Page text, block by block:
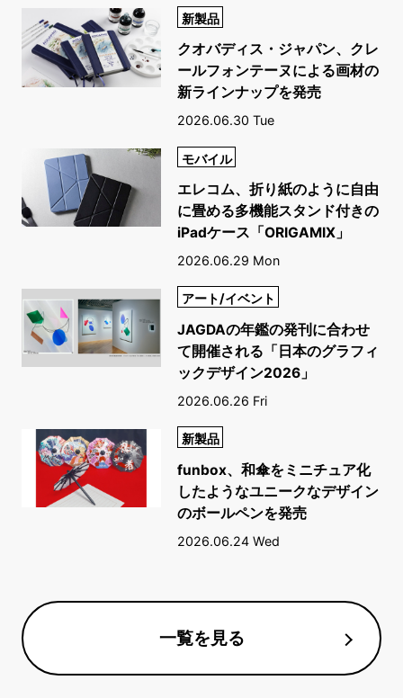
新製品
クオバディス・ジャパン、クレ
ールフォンテーヌによる画材の
新ラインナップを発売
2026.06.30 Tue
モバイル
エレコム、折り紙のように自由
に畳める多機能スタンド付きの
iPadケース「ORIGAMIX」
2026.06.29 Mon
アート/イベント
JAGDAの年鑑の発刊に合わせ
て開催される「日本のグラフィ
ックデザイン2026」
2026.06.26 Fri
新製品
funbox、和傘をミニチュア化
したようなユニークなデザイン
のボールペンを発売
2026.06.24 Wed
一覧を見る